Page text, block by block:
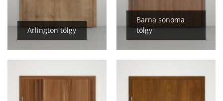
Arlington tölgy
Barna sonoma
tölgy